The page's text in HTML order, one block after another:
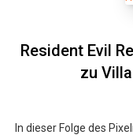
Resident Evil
zu
In dieser Folge des